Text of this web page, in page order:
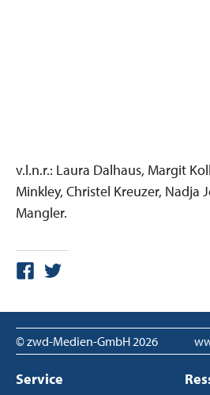
v.l.n.r.: Laura Dalhaus, Margit
Minkley, Christel Kreuzer, Nadja
Mangler.
© zwd-Medien-GmbH2026
Service